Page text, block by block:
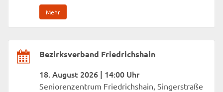
Mehr
Bezirksverband Friedrichshain
18. August 2026 | 14:00 Uhr
Seniorenzentrum Friedrichshain, Singerstraße